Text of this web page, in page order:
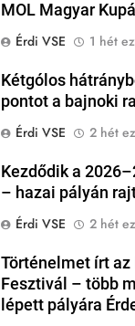
MOL Magyar
Érdi VSE
1 hét
Kétgólos
pontot a bajnoki
Érdi VSE
2 hét
Kezdődik a
– hazai pályán
Érdi VSE
2 hét
Történelmet írt az
Fesztivál – több
lépett pályára